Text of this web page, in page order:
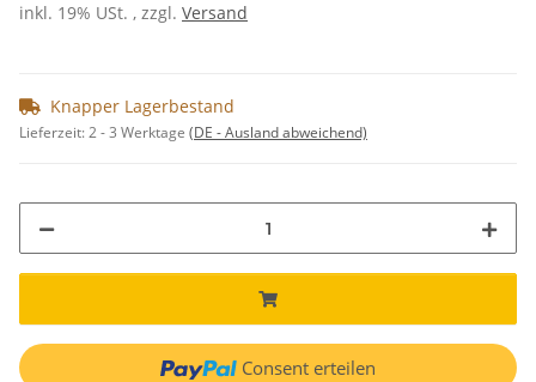
inkl. 19% USt. , zzgl. Versand
Knapper Lagerbestand
Lieferzeit:2 - 3 Werktage (DE - Ausland abweichend)
Consent erteilen